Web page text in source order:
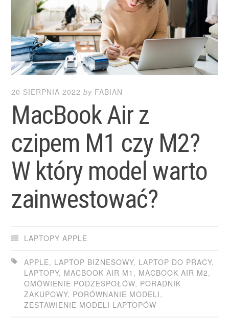
20 SIERPNIA 2022 by FABIAN
MacBook Air z
czipem M1 czy M2?
W który model warto
zainwestować?
LAPTOPY APPLE
APPLE, LAPTOP BIZNESOWY, LAPTOP DO PRACY,
LAPTOPY, MACBOOK AIR M1 , MACBOOK AIR M2,
OMÓWIENIE PODZESPOŁÓW, PORADNIK
ZAKUPOWY, PORÓWNANIE MODELI,
ZESTAWIENIE MODELI LAPTOPÓW